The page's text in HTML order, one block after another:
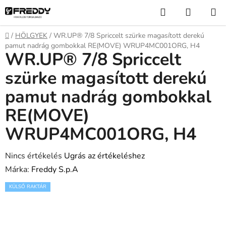
Ugrás
fő
tartalomhoz
KeresésKOSÁR
Kezdőlap
/ HÖLGYEK / WR.UP® 7/8 Spriccelt szürke magasított derekú
pamut nadrág gombokkal RE(MOVE) WRUP4MC001ORG, H4
WR.UP® 7/8 Spriccelt
szürke magasított derekú
pamut nadrág gombokkal
RE(MOVE)
WRUP4MC001ORG, H4
A
termék
átlagos
Nincs értékelés Ugrás az értékeléshez
Márka: Freddy S.p.A
KÜLSŐ RAKTÁR